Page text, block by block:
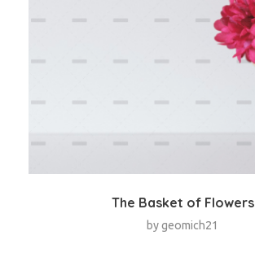
The Basket of Flowers
bygeomich21